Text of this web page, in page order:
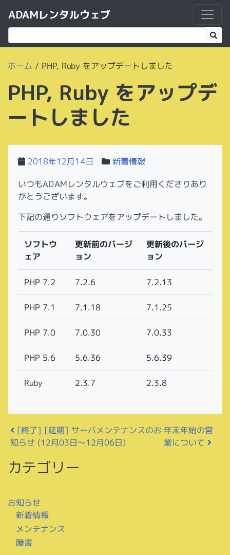
ADAMレンタルウェブ
ホーム / PHP, Ruby をアップデートしました
PHP, Ruby をアップデ
ートしました
2018年12月14日 新着情報
いつもADAMレンタルウェブをご利用くださりあり
がとうございます。
下記の通りソフトウェアをアップデートしました。
ソフトウ
ェア
更新前のバージ
ョン
更新後のバージ
ョン
PHP 7.2 7.2.6 7.2.13
PHP 7.1 7.1.18 7.1.25
PHP 7.0 7.0.30 7.0.33
PHP 5.6 5.6.36 5.6.39
Ruby 2.3.7 2.3.8
投稿ナビゲーション
[終了] [延期] サーバメンテナンスのお
知らせ (12月03日〜12月06日)
年末年始の営
業について
カテゴリー
お知らせ
新着情報
メンテナンス
障害